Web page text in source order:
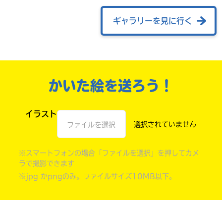
ギャラリーを見に行く
かいた絵を送ろう！
イラスト
ファイルを選択
※スマートフォンの場合「ファイルを選択」を押してカメ
ラで撮影できます
※jpg かpngのみ。ファイルサイズ10MB以下。